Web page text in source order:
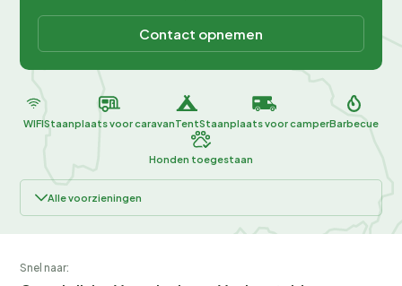
Contact opnemen
WIFIStaanplaats voor caravanTentStaanplaats voor camperBarbecue
Honden toegestaan
Alle voorzieningen
Snel naar: